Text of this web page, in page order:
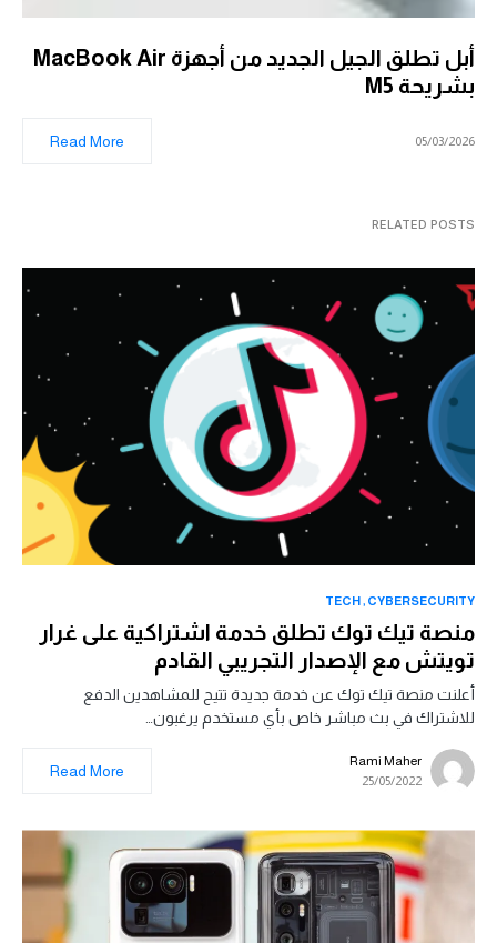
أبل تطلق الجيل الجديد من أجهزة MacBook Air
بشريحة M5
05/03/2026
Read More
RELATED POSTS
CYBERSECURITY
TECH
منصة تيك توك تطلق خدمة اشتراكية على غرار
تويتش مع الإصدار التجريبي القادم
أعلنت منصة تيك توك عن خدمة جديدة تتيح للمشاهدين الدفع
للاشتراك في بث مباشر خاص بأي مستخدم يرغبون…
Rami Maher
25/05/2022
Read More